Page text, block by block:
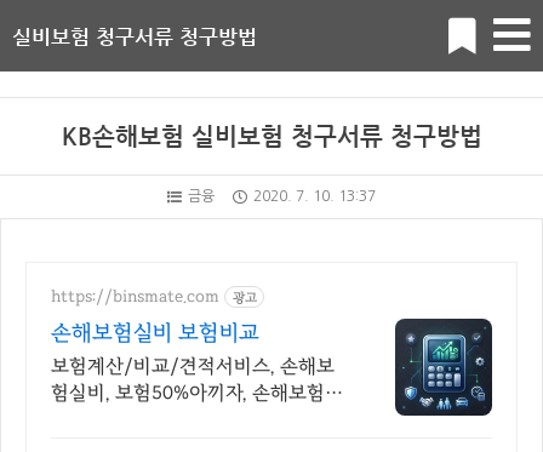
실비보험 청구서류 청구방법
KB손해보험 실비보험 청구서류 청구방법
금융 2020. 7. 10. 13:37
https://binsmate.com 광고
손해보험실비 보험비교
보험계산/비교/견적서비스, 손해보
험실비, 보험50%아끼자, 손해보험실